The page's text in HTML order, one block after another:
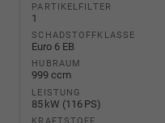
PARTIKELFILTER
1
SCHADSTOFFKLASSE
Euro 6 EB
HUBRAUM
999 ccm
LEISTUNG
85 kW (116 PS)
KRAFTSTOFF